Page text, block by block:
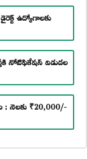
ఉద్యోగాలకు
నోటిఫికేషన్ విడుదల
: నెలకు ₹20,000/-